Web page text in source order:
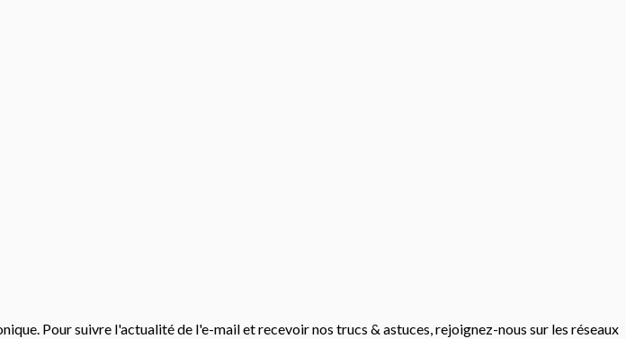
Pour suivre l'actualité de l'e-mail et recevoir nos trucs & astuces, rejoignez-nous sur les réseaux